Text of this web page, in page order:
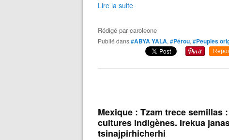
Lire la suite
Rédigé parcaroleone
Publié dans#ABYA YALA, #Pérou, #Peuples
Mexique : Tzam trece semillas
cultures indigènes. Irekua
tsinajpirhicherhi